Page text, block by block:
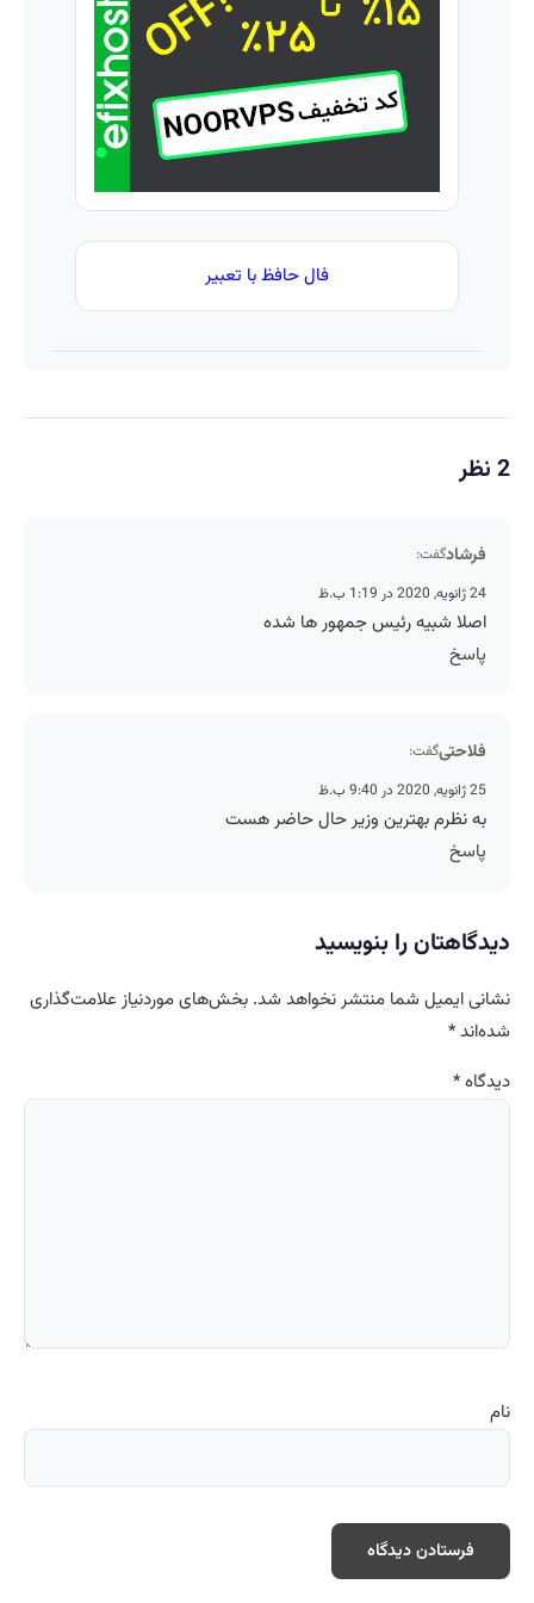
با پک
سفید
کننده
فال حافظ با تعبیر
2 نظر
فرشادگفت:
24 ژانویه, 2020 در 1:19 ب.ظ
اصلا شبیه رئیس جمهور ها شده
پاسخ
فلاحتیگفت:
25 ژانویه, 2020 در 9:40 ب.ظ
به نظرم بهترین وزیر حال حاضر هست
پاسخ
دیدگاهتان را بنویسید
نشانی ایمیل شما منتشر نخواهد شد. بخش‌های موردنیاز علامت‌گذاری
شده‌اند*
دیدگاه*
نام